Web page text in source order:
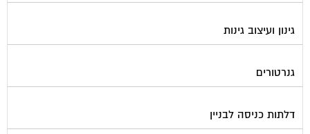
גינון ועיצוב גינות
גנרטורים
דלתות כניסה לבניין